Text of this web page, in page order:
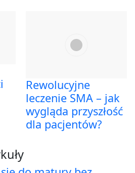
Rewolucyjne
leczenie SMA – jak
wygląda przyszłość
dla pacjentów?